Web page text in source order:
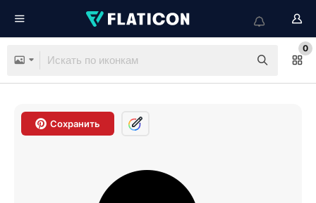
0
Сохранить